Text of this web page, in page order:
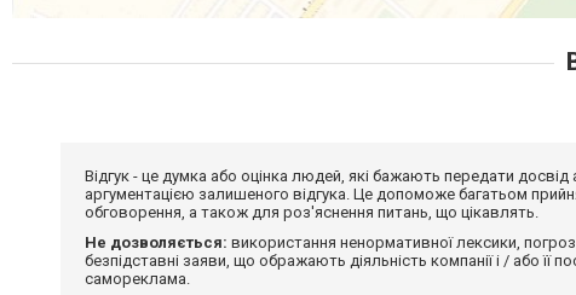
Відгук - це думка або оцінка людей, які бажають передати
аргументацією залишеного відгука. Це допоможе багатьом
обговорення, а також для роз'яснення питань, що цікавлять.
Не дозволяється: використання ненормативної лексики,
безпідставні заяви, що ображають діяльність компанії і / або її
самореклама.